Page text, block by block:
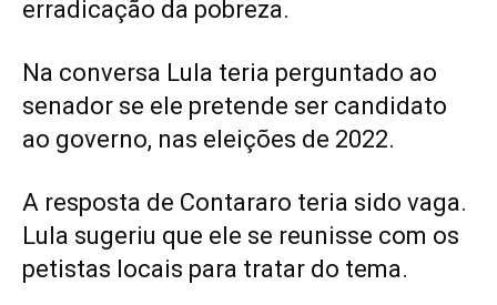
erradicação da pobreza.
Na conversa Lula teria perguntado ao
senador se ele pretende ser candidato
ao governo, nas eleições de 2022.
A resposta de Contararo teria sido vaga.
Lula sugeriu que ele se reunisse com os
petistas locais para tratar do tema.